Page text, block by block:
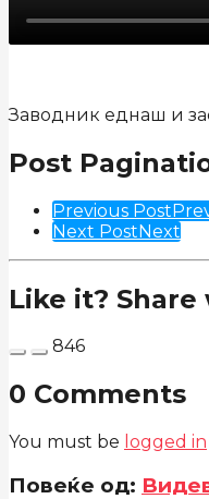
Заводник еднаш и
Post
Previous Post
Next PostNext
Like it?
846
0 Comments
You must be logged in
Повеќе од: